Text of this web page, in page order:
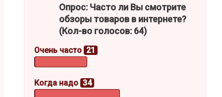
Опрос: Часто ли Вы смотрите
обзоры товаров в интернете?
(Кол-во голосов: 64)
Очень часто 21
Когда надо 34